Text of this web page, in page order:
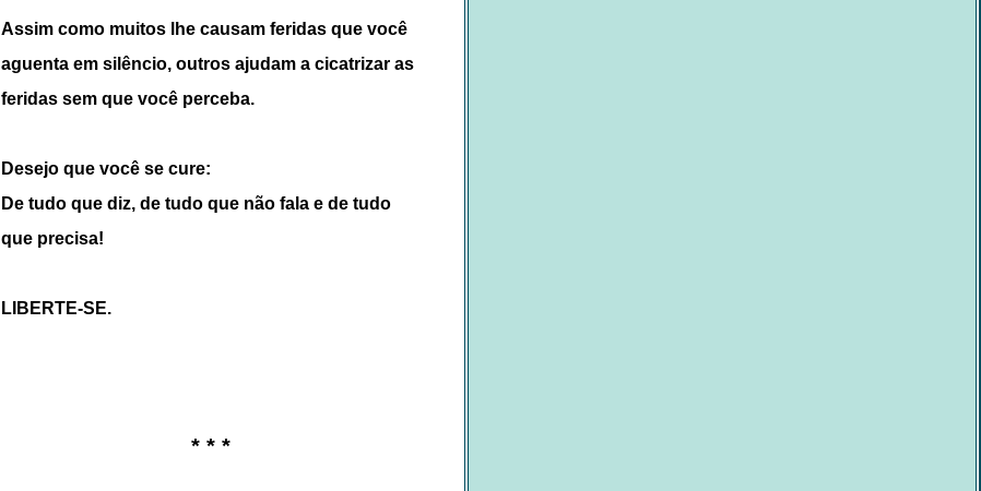
Assim como muitos lhe causam feridas que você
aguenta em silêncio, outros ajudam a cicatrizar as
feridas sem que você perceba.
Desejo que você se cure:
De tudo que diz, de tudo que não fala e de tudo
que precisa!
LIBERTE-SE.
* * *